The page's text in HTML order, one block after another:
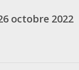
octobre 2022